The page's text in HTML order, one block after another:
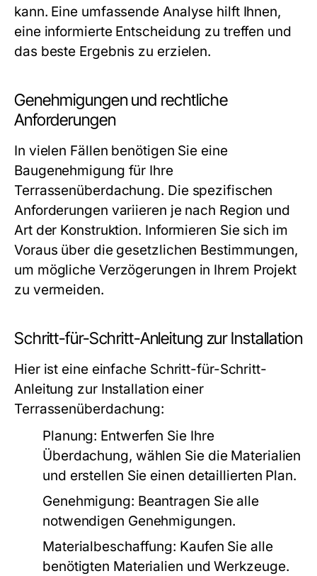
kann. Eine umfassende Analyse hilft Ihnen,
eine informierte Entscheidung zu treffen und
das beste Ergebnis zu erzielen.
Genehmigungen und rechtliche
Anforderungen
In vielen Fällen benötigen Sie eine
Baugenehmigung für Ihre
Terrassenüberdachung. Die spezifischen
Anforderungen variieren je nach Region und
Art der Konstruktion. Informieren Sie sich im
Voraus über die gesetzlichen Bestimmungen,
um mögliche Verzögerungen in Ihrem Projekt
zu vermeiden.
Schritt-für-Schritt-Anleitung zur Installation
Hier ist eine einfache Schritt-für-Schritt-
Anleitung zur Installation einer
Terrassenüberdachung:
Planung: Entwerfen Sie Ihre
Überdachung, wählen Sie die Materialien
und erstellen Sie einen detaillierten Plan.
Genehmigung: Beantragen Sie alle
notwendigen Genehmigungen.
Materialbeschaffung: Kaufen Sie alle
benötigten Materialien und Werkzeuge.